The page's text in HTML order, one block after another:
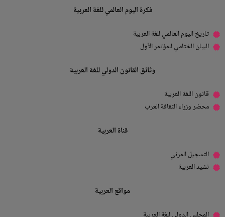
فكرة اليوم العالمي للغة العربية
تاريخ اليوم العالمي للغة العربية
البيان الختامي للمؤتمر الأول
وثائق القانون الدولي للغة العربية
قانون اللغة العربية
محضر وزراء الثقافة العرب
قناة العربية
التسجيل المرئي
نشيد العربية
مواقع العربية